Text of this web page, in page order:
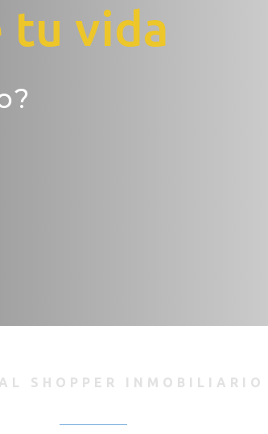
vida
SHOPPER INMOBILIARIO